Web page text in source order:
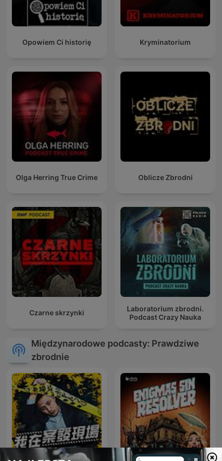
Opowiem Ci historię Kryminatorium
Olga Herring True Crime Oblicze Zbrodni
Czarne skrzynki
Laboratorium zbrodni.
Podcast Crazy Nauka
Międzynarodowe podcasty: Prawdziwe
zbrodnie